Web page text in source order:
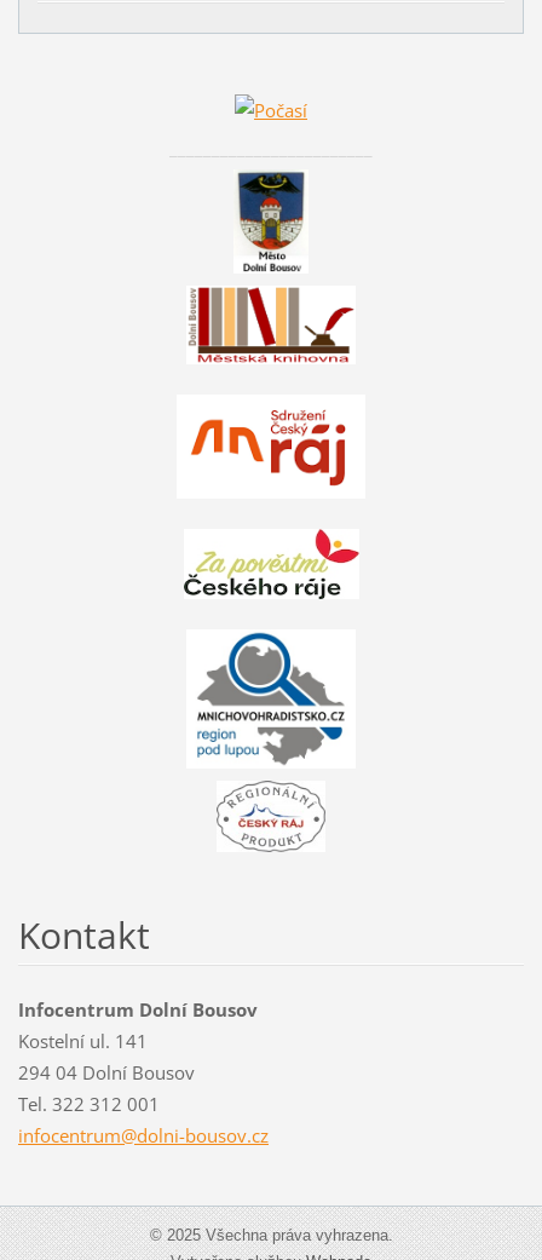
Kontakt
Infocentrum Dolní Bousov
Kostelní ul. 141
294 04 Dolní Bousov
Tel. 322 312 001
infocentrum@dolni-bousov.cz
© 2025 Všechna práva vyhrazena.